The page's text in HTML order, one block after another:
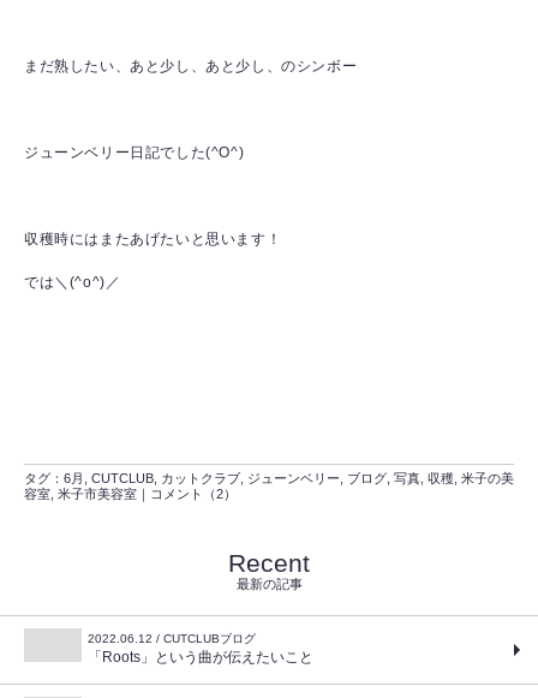
まだ熟したい、あと少し、あと少し、のシンボー
ジューンベリー日記でした(^O^)
収穫時にはまたあげたいと思います！
では＼(^o^)／
タグ： 6月 CUTCLUB カットクラブ ジューンベリー ブログ 写真 収穫 米子の美
容室 米子市美容室 ｜ コメント（2）
Recent
最新の記事
2022.06.12 / CUTCLUBブログ
「Roots」という曲が伝えたいこと